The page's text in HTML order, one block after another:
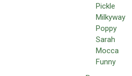
Pickle
Milkyway
Poppy
Sarah
Mocca
Funny